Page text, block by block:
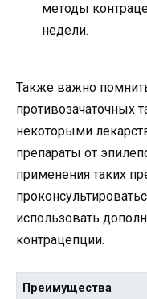
методы
недели.
Также важно
противозачаточных
некоторыми
препараты от
применения таких
использовать
контрацепции.
Преимущества